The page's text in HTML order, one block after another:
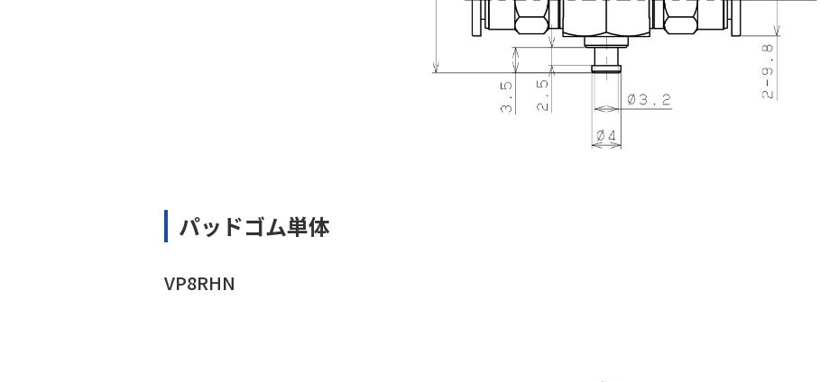
パッドゴム単体
VP8RHN